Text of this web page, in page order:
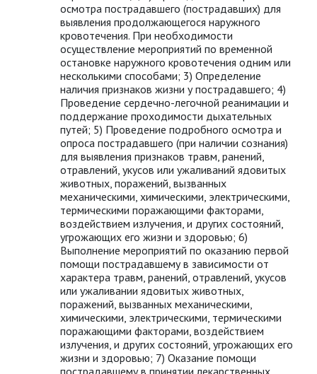
осмотра пострадавшего (пострадавших) для
выявления продолжающегося наружного
кровотечения. При необходимости
осуществление мероприятий по временной
остановке наружного кровотечения одним или
несколькими способами; 3) Определение
наличия признаков жизни у пострадавшего; 4)
Проведение сердечно-легочной реанимации и
поддержание проходимости дыхательных
путей; 5) Проведение подробного осмотра и
опроса пострадавшего (при наличии сознания)
для выявления признаков травм, ранений,
отравлений, укусов или ужаливаний ядовитых
животных, поражений, вызванных
механическими, химическими, электрическими,
термическими поражающими факторами,
воздействием излучения, и других состояний,
угрожающих его жизни и здоровью; 6)
Выполнение мероприятий по оказанию первой
помощи пострадавшему в зависимости от
характера травм, ранений, отравлений, укусов
или ужаливании ядовитых животных,
поражений, вызванных механическими,
химическими, электрическими, термическими
поражающими факторами, воздействием
излучения, и других состояний, угрожающих его
жизни и здоровью; 7) Оказание помощи